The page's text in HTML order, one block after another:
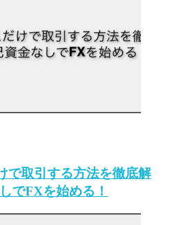
で取引する方法を徹底解
でFXを始める！